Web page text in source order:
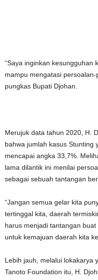
“Saya inginkan kesungguhan
mampu mengatasi
pungkas Bupati Djohan.
Merujuk data tahun 2020, H.
bahwa jumlah kasus Stunting
mencapai angka 33,7%.
lama dilantik ini menilai
sebagai sebuah tantangan
“Jangan semua gelar kita
tertinggal kita, daerah
harus menjadi tantangan
untuk kemajuan daerah kita
Lebih jauh, melalui lokakarya
Tanoto Foundation itu, H.